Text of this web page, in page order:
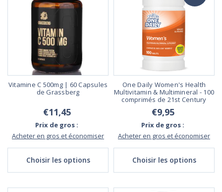
Vitamine C 500mg | 60 Capsules
de Grassberg
€11,45
Prix de gros :
Acheter en gros et économiser
Choisir les options
One Daily Women's Health
Multivitamin & Multimineral - 100
comprimés de 21st Century
€9,95
Prix de gros :
Acheter en gros et économiser
Choisir les options